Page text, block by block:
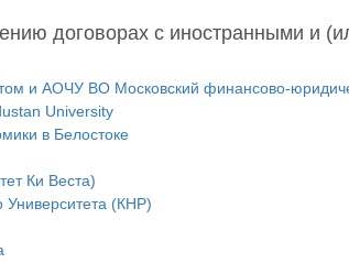
договорах с иностранными и
и АОЧУ ВО Московский финансово-
University
в Белостоке
Ки Веста)
Университета (КНР)